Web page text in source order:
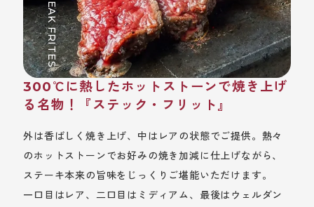
STEAK FRITES
300℃に熱したホットストーンで焼き上げ
る名物！『ステック・フリット』
外は香ばしく焼き上げ、中はレアの状態でご提供。熱々
のホットストーンでお好みの焼き加減に仕上げながら、
ステーキ本来の旨味をじっくりご堪能いただけます。
一口目はレア、二口目はミディアム、最後はウェルダン